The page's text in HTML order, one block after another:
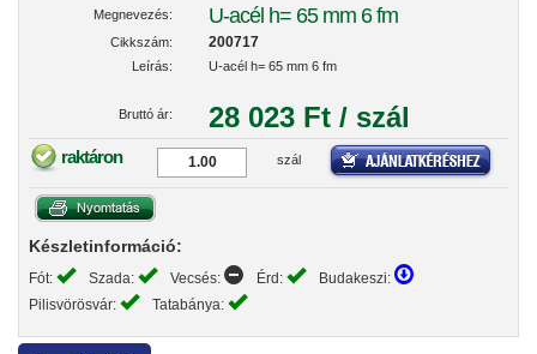
Megnevezés: U-acél h= 65 mm 6 fm
Cikkszám: 200717
Leírás: U-acél h= 65 mm 6 fm
Bruttó ár: 28 023 Ft / szál
raktáron szál
Készletinformáció:
Fót: Szada: Vecsés: Érd:
Budakeszi:
Pilisvörösvár:
Tatabánya: